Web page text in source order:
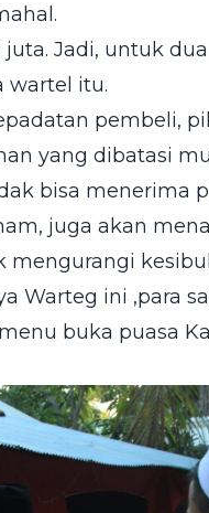
Jadi, untuk
wartel itu.
pembeli,
yang dibatasi
bisa menerima
juga akan
Warteg ini ,para
buka puasa